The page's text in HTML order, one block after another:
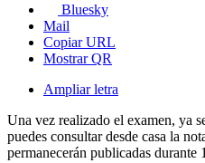
Bluesky
Mail
Copiar URL
Mostrar QR
Ampliar letra
Una vez realizado el examen, ya
puedes consultar desde casa la
permanecerán publicadas durante